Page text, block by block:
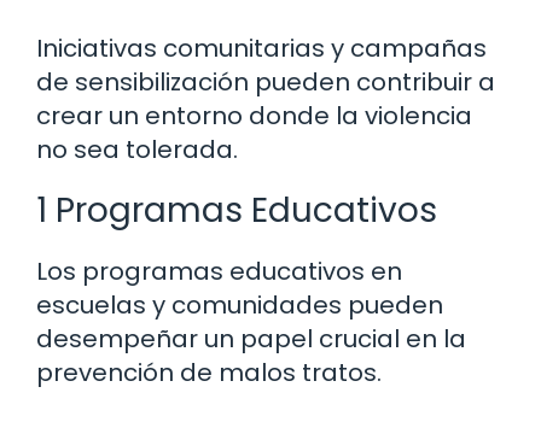
Iniciativas comunitarias y campañas
de sensibilización pueden contribuir a
crear un entorno donde la violencia
no sea tolerada.
1 Programas Educativos
Los programas educativos en
escuelas y comunidades pueden
desempeñar un papel crucial en la
prevención de malos tratos.